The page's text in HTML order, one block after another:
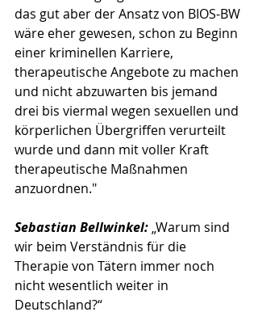
das gut aber der Ansatz von BIOS-BW
wäre eher gewesen, schon zu Beginn
einer kriminellen Karriere,
therapeutische Angebote zu machen
und nicht abzuwarten bis jemand
drei bis viermal wegen sexuellen und
körperlichen Übergriffen verurteilt
wurde und dann mit voller Kraft
therapeutische Maßnahmen
anzuordnen."
Sebastian Bellwinkel: „Warum sind
wir beim Verständnis für die
Therapie von Tätern immer noch
nicht wesentlich weiter in
Deutschland?“